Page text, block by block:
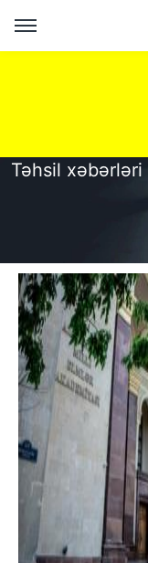
Təhsil xəbərləri